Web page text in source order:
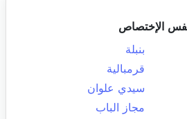
الإختصاص
بنبلة
قرمبالية
سيدي علوان
مجاز الباب